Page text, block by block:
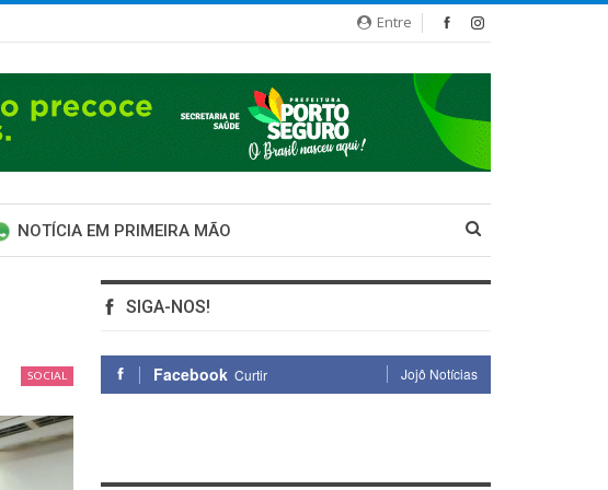
Entre
NOTÍCIA EM PRIMEIRA MÃO
SOCIAL
SIGA-NOS!
Facebook Curtir Jojô Notícias